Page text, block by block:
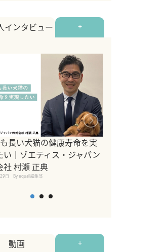
インタビュー +
長い犬猫の健康寿命を実
い｜ゾエティス・ジャパン
社 村瀬 正典
日 By equall編集部
動画 +